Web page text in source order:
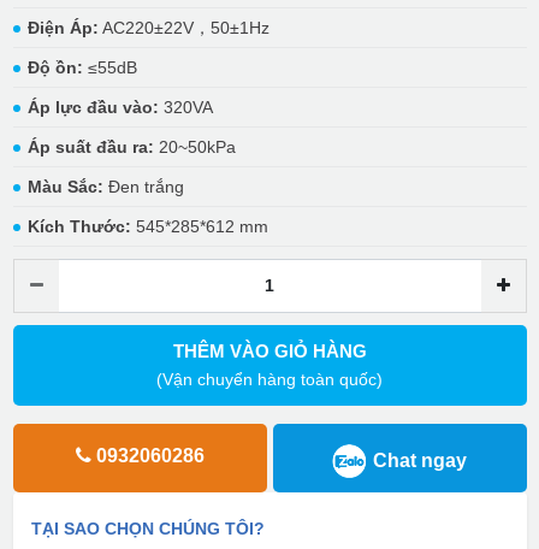
Điện Áp: AC220±22V，50±1Hz
Độ ồn: ≤55dB
Áp lực đầu vào: 320VA
Áp suất đầu ra: 20~50kPa
Màu Sắc: Đen trắng
Kích Thước: 545*285*612 mm
THÊM VÀO GIỎ HÀNG
(Vận chuyển hàng toàn quốc)
0932060286 Chat ngay
TẠI SAO CHỌN CHÚNG TÔI?